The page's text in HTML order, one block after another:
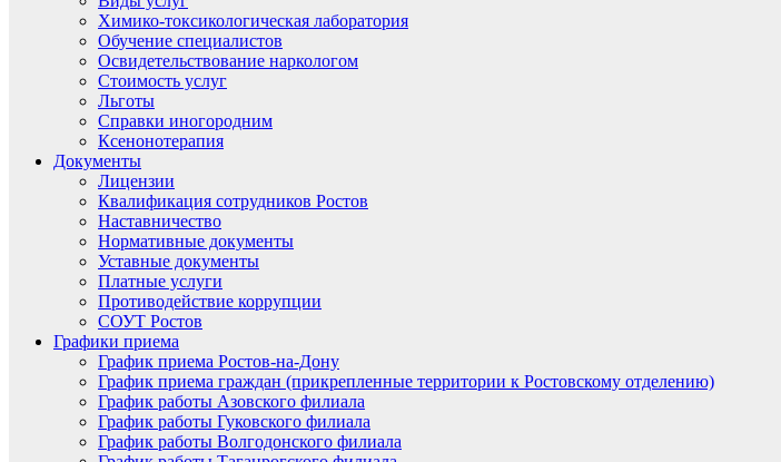
Химико-токсикологическая лаборатория
Обучение специалистов
Освидетельствование наркологом
Стоимость услуг
Льготы
Справки иногородним
Ксенонотерапия
Документы
Лицензии
Квалификация сотрудников Ростов
Наставничество
Нормативные документы
Уставные документы
Платные услуги
Противодействие коррупции
СОУТ Ростов
Графики приема
График приема Ростов-на-Дону
График приема граждан (прикрепленные территории к Ростовскому отделению)
График работы Азовского филиала
График работы Гуковского филиала
График работы Волгодонского филиала